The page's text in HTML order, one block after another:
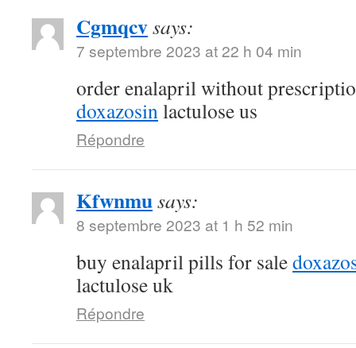
Cgmqcvsays:
7 septembre 2023 at 22 h 04 min
order enalapril without
doxazosinlactulose us
Répondre
Kfwnmusays:
8 septembre 2023 at 1 h 52 min
buy enalapril pills for sale
lactulose uk
Répondre